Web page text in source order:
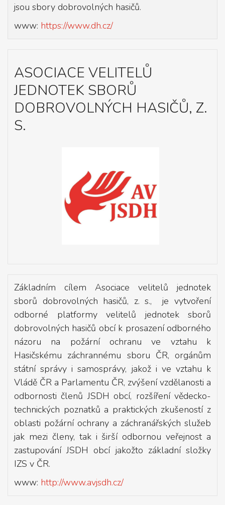
jsou sbory dobrovolných hasičů.
www: https://www.dh.cz/
ASOCIACE VELITELŮ
JEDNOTEK SBORŮ
DOBROVOLNÝCH HASIČŮ, Z.
S.
Základním cílem Asociace velitelů jednotek
sborů dobrovolných hasičů, z. s., je vytvoření
odborné platformy velitelů jednotek sborů
dobrovolných hasičů obcí k prosazení odborného
názoru na požární ochranu ve vztahu k
Hasičskému záchrannému sboru ČR, orgánům
státní správy i samosprávy, jakož i ve vztahu k
Vládě ČR a Parlamentu ČR, zvýšení vzdělanosti a
odbornosti členů JSDH obcí, rozšíření vědecko-
technických poznatků a praktických zkušeností z
oblasti požární ochrany a záchranářských služeb
jak mezi členy, tak i širší odbornou veřejnost a
zastupování JSDH obcí jakožto základní složky
IZS v ČR.
www: http://www.avjsdh.cz/